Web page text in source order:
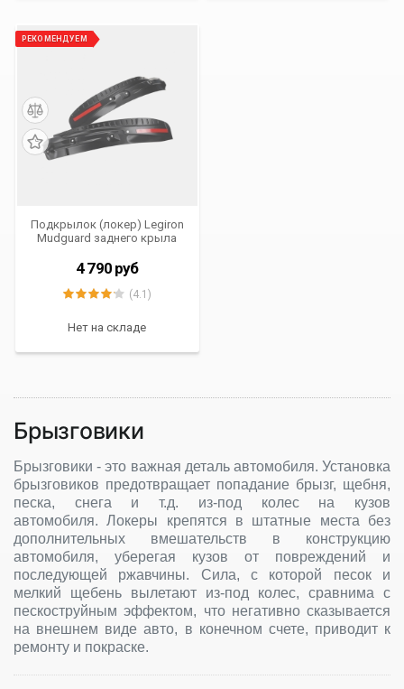
Подкрылок (локер) Legiron
Mudguard заднего крыла
2019 г.в.
4 790 руб
(4.1)
Нет на складе
Брызговики
Брызговики - это важная деталь автомобиля. Установка
брызговиков предотвращает попадание брызг, щебня,
песка, снега и т.д. из-под колес на кузов
автомобиля. Локеры крепятся в штатные места без
дополнительных вмешательств в конструкцию
автомобиля, уберегая кузов от повреждений и
последующей ржавчины. Сила, с которой песок и
мелкий щебень вылетают из-под колес, сравнима с
пескоструйным эффектом, что негативно сказывается
на внешнем виде авто, в конечном счете, приводит к
ремонту и покраске.